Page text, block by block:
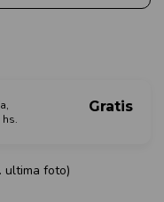
Gratis
ultima foto)